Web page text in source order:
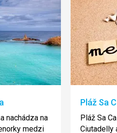
nachádza na
medzi
Pláž Sa
Pláž Sa
Ciutadelly